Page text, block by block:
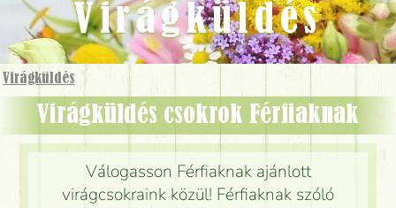
Virágküldés
Virágküldés csokrok Férfiaknak
Válogasson Férfiaknak ajánlott
virágcsokraink közül! Férfiaknak szóló
Virágküldés